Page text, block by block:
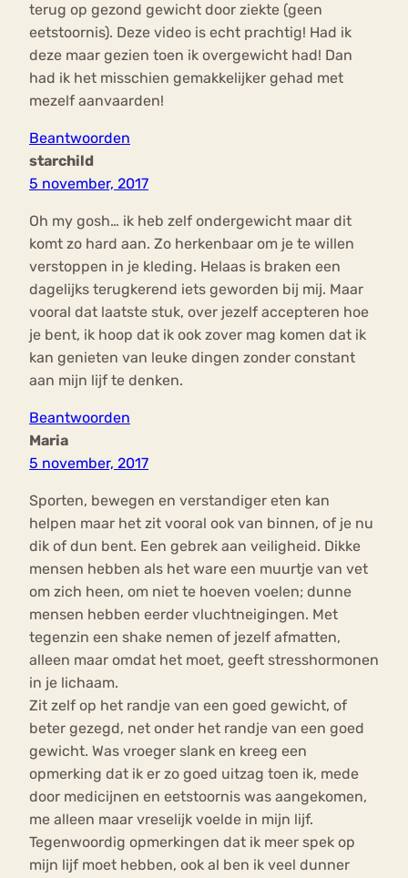
terug op gezond gewicht door ziekte (geen
eetstoornis). Deze video is echt prachtig! Had ik
deze maar gezien toen ik overgewicht had! Dan
had ik het misschien gemakkelijker gehad met
mezelf aanvaarden!
Beantwoorden
starchild
5 november, 2017
Oh my gosh… ik heb zelf ondergewicht maar dit
komt zo hard aan. Zo herkenbaar om je te willen
verstoppen in je kleding. Helaas is braken een
dagelijks terugkerend iets geworden bij mij. Maar
vooral dat laatste stuk, over jezelf accepteren hoe
je bent, ik hoop dat ik ook zover mag komen dat ik
kan genieten van leuke dingen zonder constant
aan mijn lijf te denken.
Beantwoorden
Maria
5 november, 2017
Sporten, bewegen en verstandiger eten kan
helpen maar het zit vooral ook van binnen, of je nu
dik of dun bent. Een gebrek aan veiligheid. Dikke
mensen hebben als het ware een muurtje van vet
om zich heen, om niet te hoeven voelen; dunne
mensen hebben eerder vluchtneigingen. Met
tegenzin een shake nemen of jezelf afmatten,
alleen maar omdat het moet, geeft stresshormonen
in je lichaam.
Zit zelf op het randje van een goed gewicht, of
beter gezegd, net onder het randje van een goed
gewicht. Was vroeger slank en kreeg een
opmerking dat ik er zo goed uitzag toen ik, mede
door medicijnen en eetstoornis was aangekomen,
me alleen maar vreselijk voelde in mijn lijf.
Tegenwoordig opmerkingen dat ik meer spek op
mijn lijf moet hebben, ook al ben ik veel dunner